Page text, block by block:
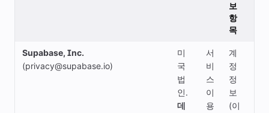
보
항
목
Supabase, Inc.
(privacy@supabase.io)
미
국
법
인.
데
서
비
스
이
용
계
정
정
보
(이